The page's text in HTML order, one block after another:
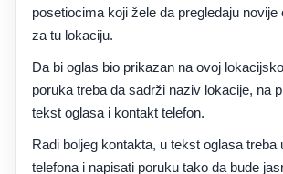
posetiocima koji žele da pregledaju novije
za tu lokaciju.
Da bi oglas bio prikazan na ovoj
poruka treba da sadrži naziv lokacije, na
tekst oglasa i kontakt telefon.
Radi boljeg kontakta, u tekst oglasa treba
telefona i napisati poruku tako da bude